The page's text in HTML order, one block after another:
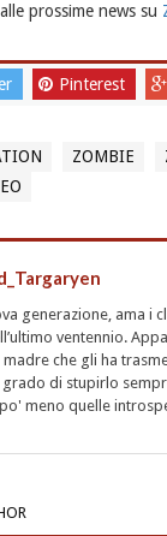
prossime news su
Pinterest
ZOMBIE
generazione, ama i
ventennio.
che gli ha
di stupirlo
meno quelle